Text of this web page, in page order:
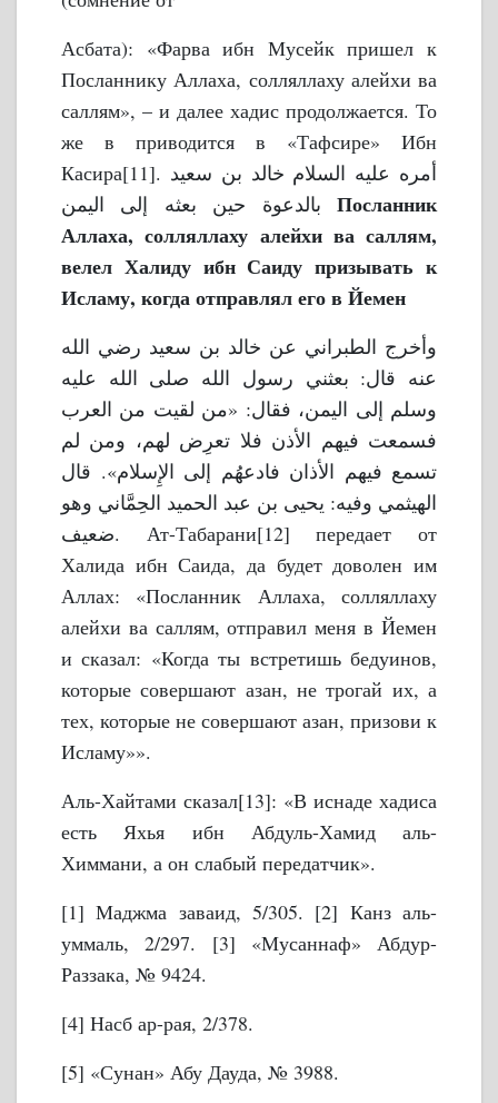
Асбата): «Фарва ибн Мусейк пришел к
Посланнику Аллаха, солляллаху алейхи ва
саллям», – и далее хадис продолжается. То
же в приводится в «Тафсире» Ибн
Касира[11]. أمره عليه السلام خالد بن سعيد
بالدعوة حين بعثه إلى اليمنПосланник
Аллаха, солляллаху алейхи ва саллям,
велел Халиду ибн Саиду призывать к
Исламу, когда отправлял его в Йемен
وأخرج الطبراني عن خالد بن سعيد رضي الله
عنه قال: بعثني رسول الله صلى الله عليه
وسلم إلى اليمن، فقال: «من لقيت من العرب
فسمعت فيهم الأذن فلا تعرِض لهم، ومن لم
تسمع فيهم الأذان فادعهُم إلى الإِسلام». قال
الهيثمي وفيه: يحيى بن عبد الحميد الحِمَّاني وهو
ضعيف. Ат-Табарани[12] передает от
Халида ибн Саида, да будет доволен им
Аллах: «Посланник Аллаха, солляллаху
алейхи ва саллям, отправил меня в Йемен
и сказал: «Когда ты встретишь бедуинов,
которые совершают азан, не трогай их, а
тех, которые не совершают азан, призови к
Исламу»».
Аль-Хайтами сказал[13]: «В иснаде хадиса
есть Яхья ибн Абдуль-Хамид аль-
Химмани, а он слабый передатчик».
[1] Маджма заваид, 5/305. [2] Канз аль-
уммаль, 2/297. [3] «Мусаннаф» Абдур-
Раззака, № 9424.
[4] Насб ар-рая, 2/378.
[5] «Сунан» Абу Дауда, № 3988.